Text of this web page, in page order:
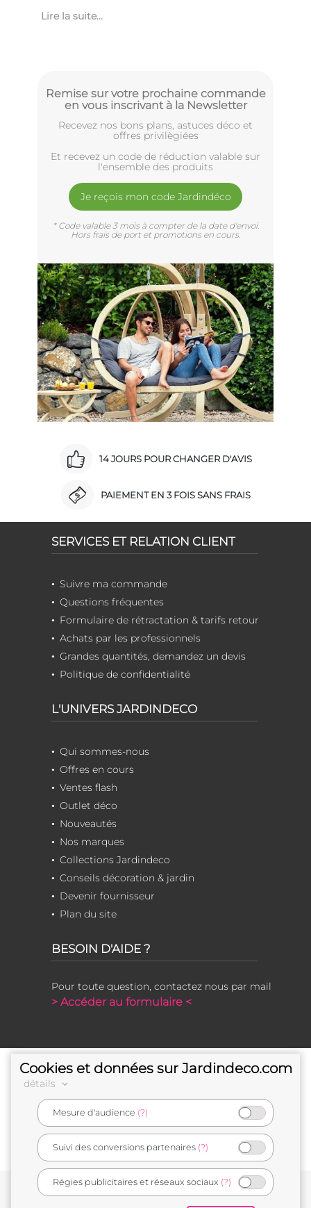
Lire la suite...
Remise sur votre prochaine commande
en vous inscrivant à la Newsletter
Recevez nos bons plans, astuces déco et
offres privilègiées
Et recevez un code de réduction valable sur
l'ensemble des produits
Je reçois mon code Jardindéco
* Code valable 3 mois à compter de la date d'envoi.
Hors frais de port et promotions en cours.
14 JOURS POUR CHANGER D'AVIS
PAIEMENT EN 3 FOIS SANS FRAIS
SERVICES ET RELATION CLIENT
Suivre ma commande
Questions fréquentes
Formulaire de rétractation & tarifs retour
Achats par les professionnels
Grandes quantités, demandez un devis
Politique de confidentialité
L'UNIVERS JARDINDECO
Qui sommes-nous
Offres en cours
Ventes flash
Outlet déco
Nouveautés
Nos marques
Collections Jardindeco
Conseils décoration & jardin
Devenir fournisseur
Plan du site
BESOIN D'AIDE ?
Pour toute question, contactez nous par mail
> Accéder au formulaire <
e-commerçant français
Cookies et données sur Jardindeco.com
détails
Mesure d'audience (?)
Suivi des conversions partenaires (?)
Régies publicitaires et réseaux sociaux (?)